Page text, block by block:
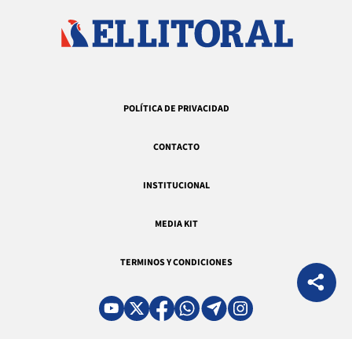
POLÍTICA DE PRIVACIDAD
CONTACTO
INSTITUCIONAL
MEDIA KIT
TERMINOS Y CONDICIONES